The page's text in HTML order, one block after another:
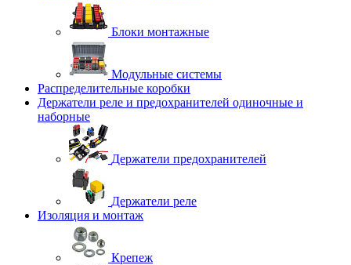
Блоки монтажные
Модульные системы
Распределительные коробки
Держатели реле и предохранителей одиночные и
наборные
Держатели предохранителей
Держатели реле
Изоляция и монтаж
Крепеж